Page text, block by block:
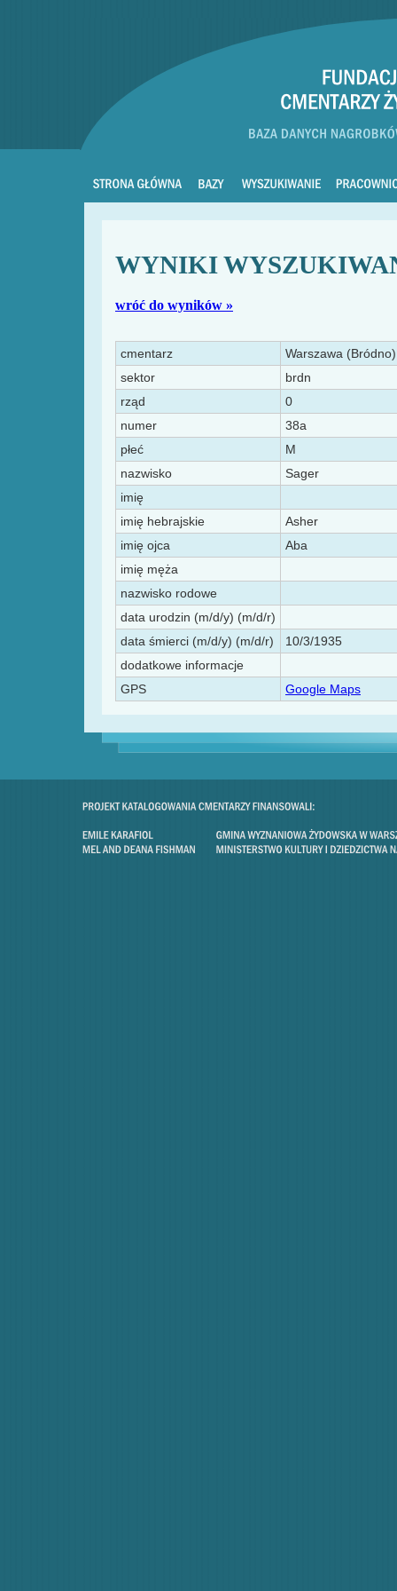
WYNIKI
wróć do wyników »
cmentarz
Warszawa (Bródno)
sektor
brdn
rząd
0
numer
38a
płeć
M
nazwisko
Sager
imię
imię hebrajskie
Asher
imię ojca
Aba
imię męża
nazwisko rodowe
data urodzin (m/d/y) (m/d/r)
data śmierci (m/d/y) (m/d/r)
10/3/1935
dodatkowe informacje
GPS
Google Maps